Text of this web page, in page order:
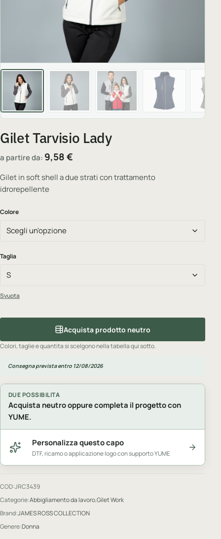
Gilet Tarvisio Lady
a partire da: 9,58€
Gilet in soft shell a due strati con trattamento
idrorepellente
Colore
Taglia
Svuota
Acquista prodotto neutro
Colori, taglie e quantita si scelgono nella tabella qui sotto.
Consegna prevista entro 12/08/2026
DUE POSSIBILITA
Acquista neutro oppure completa il progetto con
YUME.
Personalizza questo capo
DTF, ricamo o applicazione logo con supporto YUME
COD:JRC3439
Categorie:Abbigliamento da lavoro,Gilet Work
Brand:JAMES ROSS COLLECTION
Genere:Donna